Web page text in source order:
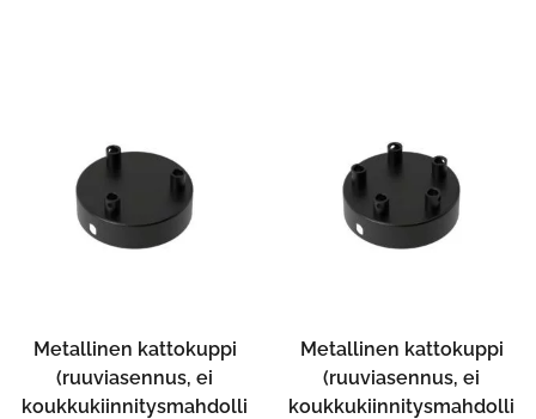
Metallinen kattokuppi
(ruuviasennus, ei
koukkukiinnitysmahdolli
Metallinen kattokuppi
(ruuviasennus, ei
koukkukiinnitysmahdolli